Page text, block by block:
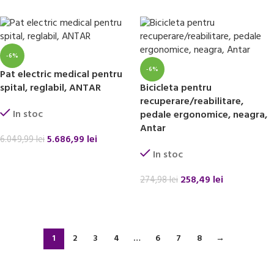
-6%
Pat electric medical pentru
spital, reglabil, ANTAR
In stoc
6.049,99lei5.686,99 lei
-6%
Bicicleta pentru
recuperare/reabilitare,
pedale ergonomice, neagra,
Antar
In stoc
274,98lei 258,49 lei
1 2 3 4 … 6 7 8 →